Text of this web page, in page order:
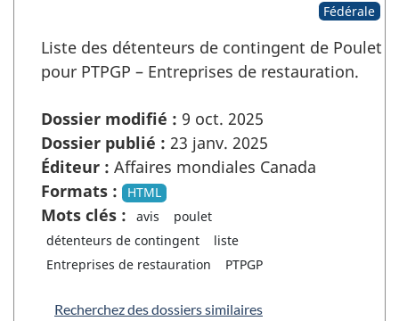
Fédérale
Liste des détenteurs de contingent de Poulet
pour PTPGP – Entreprises de restauration.
Dossier modifié : 9 oct. 2025
Dossier publié : 23 janv. 2025
Éditeur : Affaires mondiales Canada
Formats :
HTML
Mots clés : avis
poulet
détenteurs de contingent
liste
Entreprises de restauration
PTPGP
Recherchez des dossiers similaires